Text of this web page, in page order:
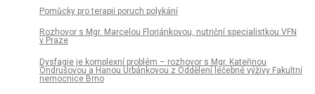
Pomůcky pro terapii poruch polykání
Rozhovor s Mgr. Marcelou Floriánkovou, nutriční specialistkou VFN
v Praze
Dysfagie je komplexní problém – rozhovor s Mgr. Kateřinou
Ondrušovou a Hanou Urbánkovou z Oddělení léčebné výživy Fakultní
nemocnice Brno